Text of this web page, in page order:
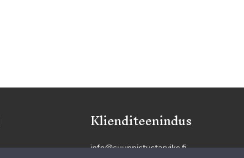
Klienditeenindus
info@suunnistustarvike.fi